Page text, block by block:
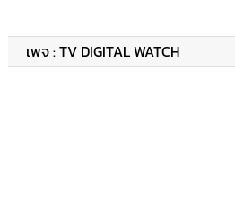
เพจ : TV DIGITAL WATCH